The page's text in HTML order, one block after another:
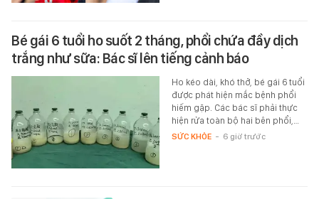
Bé gái 6 tuổi ho suốt 2 tháng, phổi chứa đầy dịch
trắng như sữa: Bác sĩ lên tiếng cảnh báo
Ho kéo dài, khó thở, bé gái 6 tuổi
được phát hiện mắc bệnh phổi
hiếm gặp. Các bác sĩ phải thực
hiện rửa toàn bộ hai bên phổi,…
SỨC KHỎE - 6 giờ trước